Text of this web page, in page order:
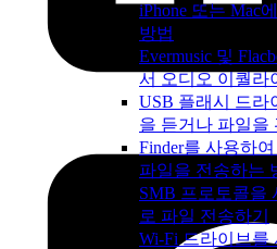
iPhone 또는 Mac
방법
Evermusic 및
서 오디오 이퀄라
USB 플래시 드라
을 듣거나 파일을
Finder를 사용하
파일을 전송하는
SMB 프로토콜을
로 파일 전송하기
Wi-Fi 드라이브를